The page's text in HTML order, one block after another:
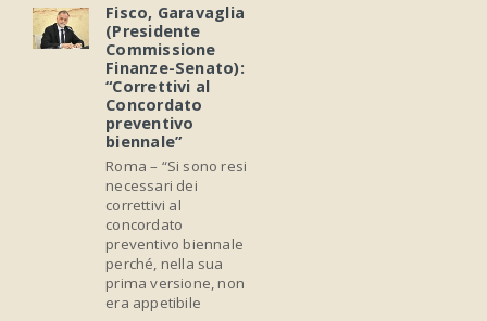
Fisco, Garavaglia
(Presidente
Commissione
Finanze-Senato):
“Correttivi al
Concordato
preventivo
biennale”
Roma – “Si sono resi
necessari dei
correttivi al
concordato
preventivo biennale
perché, nella sua
prima versione, non
era appetibile